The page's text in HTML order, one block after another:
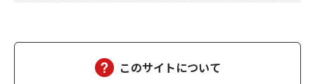
塞ぐわけにもいかない。「仲の良い子もおらず、ず…
このサイトについて